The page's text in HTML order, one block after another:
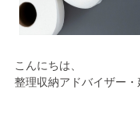
こんにちは、
整理収納アドバイザー・